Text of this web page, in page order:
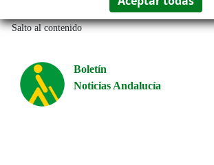
Salto al contenido
Boletín
Noticias Andalucía